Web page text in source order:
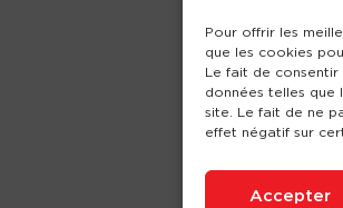
Pour offrir les
que les cookies
Le fait de
données telles que
site. Le fait de ne
effet négatif sur
Accepter